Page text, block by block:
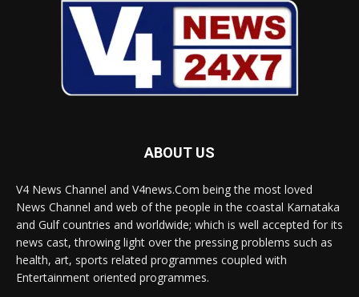
ABOUT US
V4 News Channel and V4news.Com being the most loved
News Channel and web of the people in the coastal Karnataka
and Gulf countries and worldwide; which is well accepted for its
news cast, throwing light over the pressing problems such as
health, art, sports related programmes coupled with
Entertainment oriented programmes.